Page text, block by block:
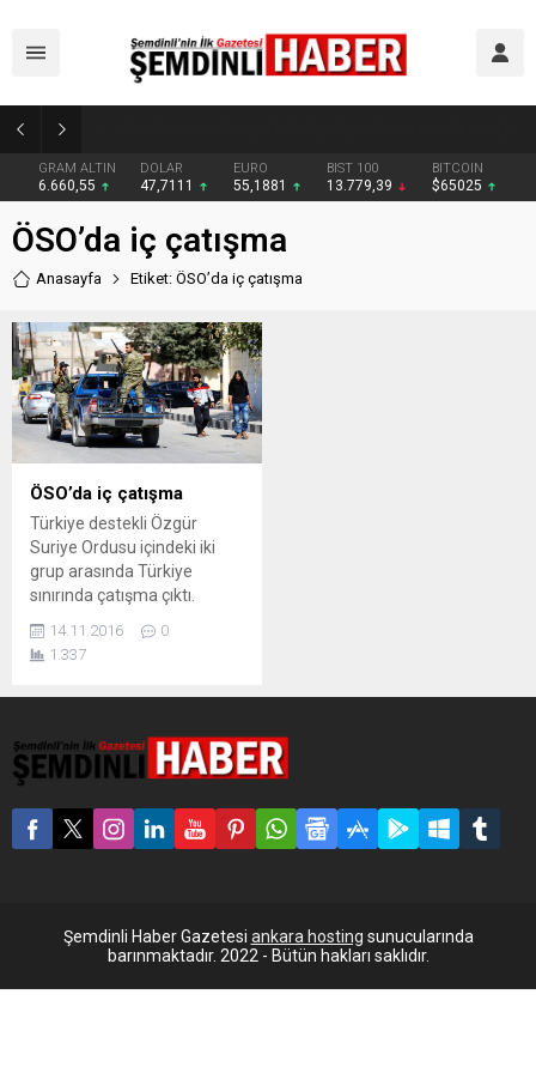
GRAM ALTIN
6.660,55
DOLAR
47,7111
EURO
55,1881
BIST 100
13.779,39
BITCOIN
$65025
ÖSO’da iç çatışma
Anasayfa Etiket: ÖSO’da iç çatışma
ÖSO’da iç çatışma
Türkiye destekli Özgür
Suriye Ordusu içindeki iki
grup arasında Türkiye
sınırında çatışma çıktı.
Esselame Sınır Kapısı'nın
kontrolü nedeniyle patlak
grubuyla Türkmenlerden
oluşan Sultan Murat Tümeni
arasında meydana geldi.
Kilis’in Öncüpınar Sınır
Kapısı’nın karşısında
sesleri duyulurken,...
14.11.2016
0
1.337
Şemdinli Haber Gazetesi ankara hosting sunucularında
barınmaktadır. 2022 - Bütün hakları saklıdır.